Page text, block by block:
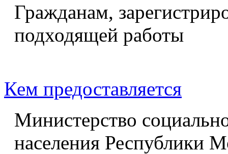
Гражданам,
подходящей работы
Кем предоставляется
Министерство
населения Республики